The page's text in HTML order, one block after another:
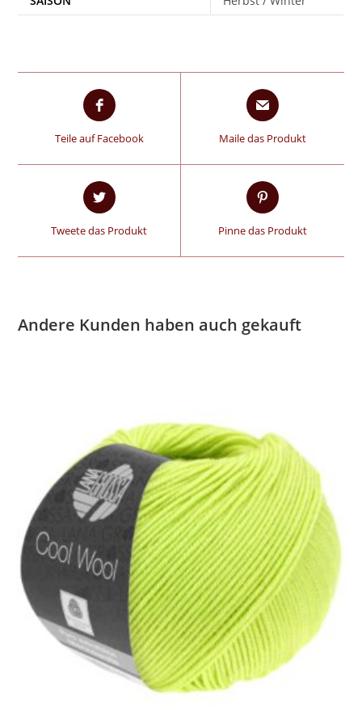
Teile auf Facebook Maile das Produkt
Tweete das Produkt Pinne das Produkt
Andere Kunden haben auch gekauft